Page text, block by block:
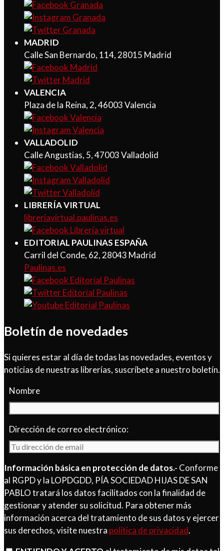
MADRID
Calle San Bernardo, 114, 28015 Madrid
VALENCIA
Plaza de la Reina, 2, 46003 Valencia
VALLADOLID
Calle Angustias, 5, 47003 Valladolid
LIBRERÍA VIRTUAL
libreriavirtual.paulinas.es
EDITORIAL PAULINAS ESPAÑA
Carril del Conde, 62, 28043 Madrid
Paulinas.es
Boletín de novedades
Si quieres estar al día de todas las novedades, eventos y
noticias de nuestras librerías, suscríbete a nuestro boletín.
Nombre
Dirección de correo electrónico:
Información básica en protección de datos.- Conforme
al RGPD y la LOPDGDD, PÍA SOCIEDAD HIJAS DE SAN
PABLO tratará los datos facilitados con la finalidad de
gestionar y atender su solicitud. Para obtener más
información acerca del tratamiento de sus datos y ejercer
sus derechos, visite nuestra política de privacidad.